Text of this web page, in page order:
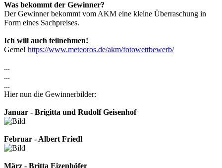
Was bekommt der Gewinner?
Der Gewinner bekommt vom AKM eine kleine Überraschung in
Form eines Sachpreises.
Ich will auch teilnehmen!
Gerne! https://www.meteoros.de/akm/fotowettbewerb/
...
...
...
Hier nun die Gewinnerbilder:
Januar - Brigitta und Rudolf Geisenhof
Februar - Albert Friedl
März - Britta Eizenhöfer